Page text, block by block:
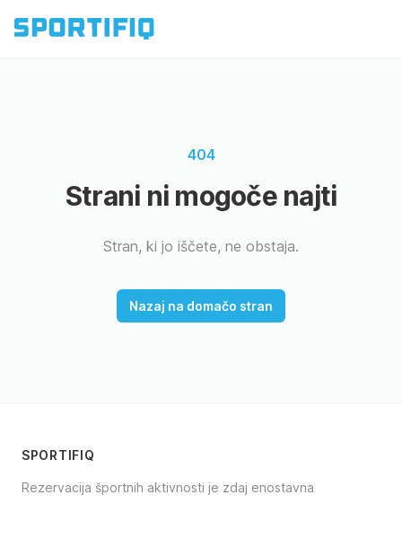
404
Strani ni mogoče najti
Stran, ki jo iščete, ne obstaja.
Nazaj na domačo stran
SPORTIFIQ
Rezervacija športnih aktivnosti je zdaj enostavna